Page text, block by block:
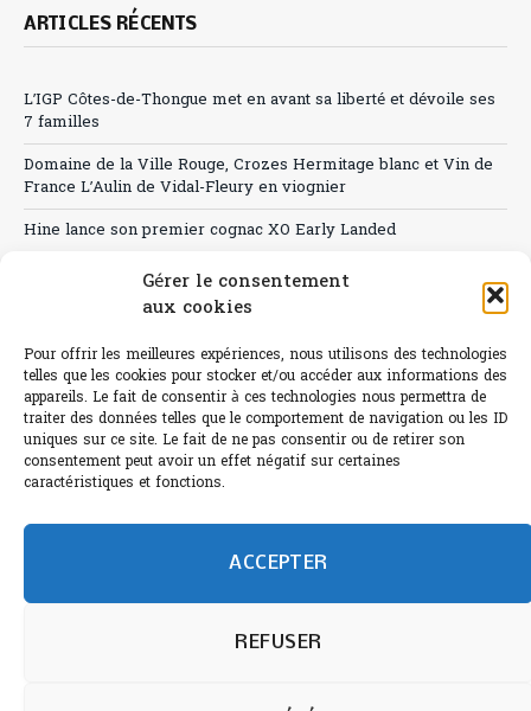
Gérer le consentement
aux cookies
Pour offrir les meilleures expériences, nous utilisons des technologies
telles que les cookies pour stocker et/ou accéder aux informations des
appareils. Le fait de consentir à ces technologies nous permettra de
traiter des données telles que le comportement de navigation ou les ID
uniques sur ce site. Le fait de ne pas consentir ou de retirer son
consentement peut avoir un effet négatif sur certaines
caractéristiques et fonctions.
ACCEPTER
REFUSER
ARTICLES RÉCENTS
L’IGP Côtes-de-Thongue met en avant sa liberté et dévoile ses
7 familles
Domaine de la Ville Rouge, Crozes Hermitage blanc et Vin de
France L’Aulin de Vidal-Fleury en viognier
Hine lance son premier cognac XO Early Landed
Canicule : A quand le CHR à « l’heure espagnole » ?
Sélection de rosés 2026
L'abus d'alcool est dangereux pour la santé.
humain et 0% IA de Paris Bistro Editions - SARL de Presse -
Informations légales etRGPD